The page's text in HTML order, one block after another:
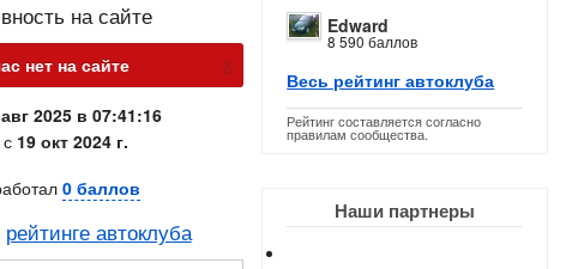
Edward
8 590 баллов
Весь рейтинг автоклуба
Рейтинг составляется согласно
правилам сообщества.
Наши партнеры
на сайте
нет на сайте х
2025 в 07:41:16
19 окт 2024 г.
0 баллов
рейтинге автоклуба